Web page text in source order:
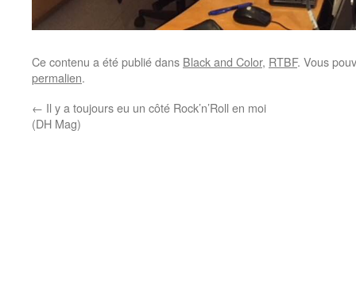
Ce contenu a été publié dans Black and Color, RTBF. Vous
permalien.
← Il y a toujours eu un côté Rock’n’Roll en moi
(DH Mag)